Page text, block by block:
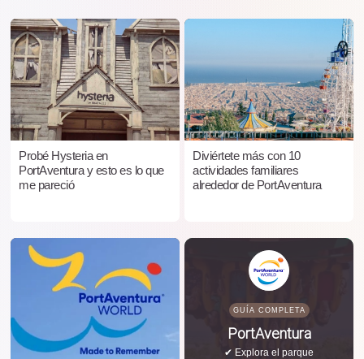
Probé Hysteria en
PortAventura y esto es lo que
me pareció
Diviértete más con 10
actividades familiares
alrededor de PortAventura
GUÍA COMPLETA
PortAventura
✔ Explora el parque